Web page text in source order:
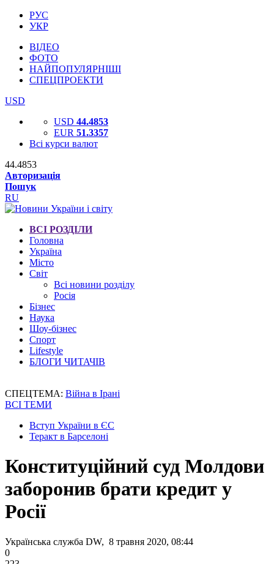
РУС
УКР
ВІДЕО
ФОТО
НАЙПОПУЛЯРНІШІ
СПЕЦПРОЕКТИ
USD
USD 44.4853
EUR 51.3357
Всі курси валют
44.4853
Авторизація
Пошук
RU
ВСІ РОЗДІЛИ
Головна
Україна
Місто
Світ
Всі новини розділу
Росія
Бізнес
Наука
Шоу-бізнес
Спорт
Lifestyle
БЛОГИ ЧИТАЧІВ
СПЕЦТЕМА: Війна в Ірані
ВСІ ТЕМИ
Вступ України в ЄС
Теракт в Барселоні
Конституційний суд Молдови
заборонив брати кредит у
Росії
Українська служба DW, 8 травня 2020, 08:44
0